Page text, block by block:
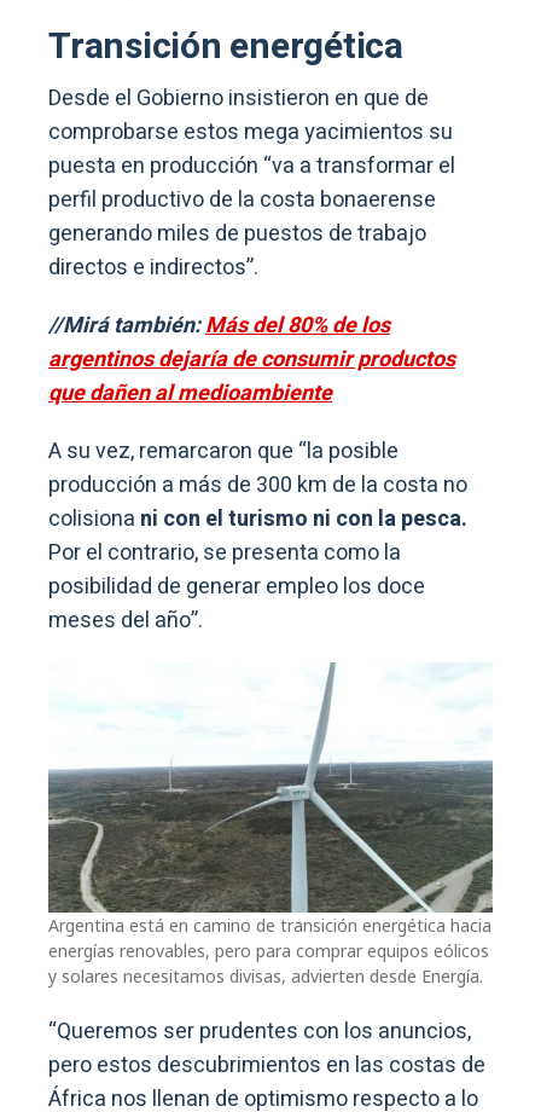
Transición energética
Desde el Gobierno insistieron en que de
comprobarse estos mega yacimientos su
puesta en producción “va a transformar el
perfil productivo de la costa bonaerense
generando miles de puestos de trabajo
directos e indirectos”.
//Mirá también:Más del 80% de los
argentinos dejaría de consumir productos
que dañen al medioambiente
A su vez, remarcaron que “la posible
producción a más de 300 km de la costa no
colisiona ni con el turismo ni con la pesca.
Por el contrario, se presenta como la
posibilidad de generar empleo los doce
meses del año”.
Argentina está en camino de transición energética hacia
energías renovables, pero para comprar equipos eólicos
y solares necesitamos divisas, advierten desde Energía.
“Queremos ser prudentes con los anuncios,
pero estos descubrimientos en las costas de
África nos llenan de optimismo respecto a lo